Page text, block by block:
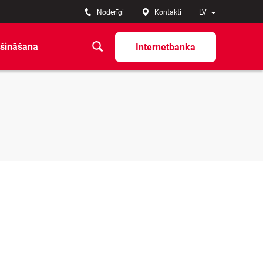
LV
Noderīgi Kontakti
Internetbanka